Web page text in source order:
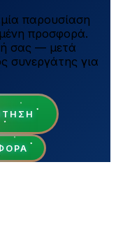
παρουσίαση
προσφορά.
σας — μετά
συνεργάτης για